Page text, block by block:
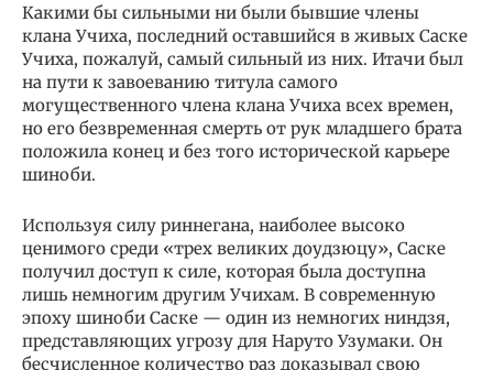
Какими бы сильными ни были бывшие члены
клана Учиха, последний оставшийся в живых Саске
Учиха, пожалуй, самый сильный из них. Итачи был
на пути к завоеванию титула самого
могущественного члена клана Учиха всех времен,
но его безвременная смерть от рук младшего брата
положила конец и без того исторической карьере
шиноби.
Используя силу риннегана, наиболее высоко
ценимого среди «трех великих доудзюцу», Саске
получил доступ к силе, которая была доступна
лишь немногим другим Учихам. В современную
эпоху шиноби Саске — один из немногих ниндзя,
представляющих угрозу для Наруто Узумаки. Он
бесчисленное количество раз доказывал свою